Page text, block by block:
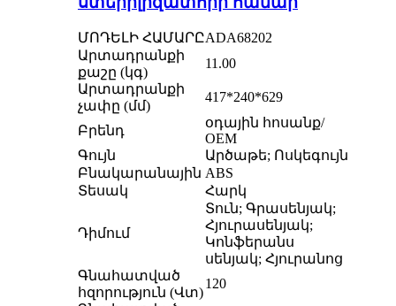
ՄՈԴԵԼԻ ՀԱՄԱՐԸADA68202
Արտադրանքի
քաշը (կգ)
11.00
Արտադրանքի
չափը (մմ)
417*240*629
Բրենդ
օդային հոսանք/
OEM
Գույն
Արծաթե; Ոսկեգույն
Բնակարանային ABS
Տեսակ
Հարկ
Դիմում
Տուն; Գրասենյակ;
Հյուրասենյակ;
Կոնֆերանս
սենյակ; Հյուրանոց
Գնահատված
հզորություն (Վտ)
120